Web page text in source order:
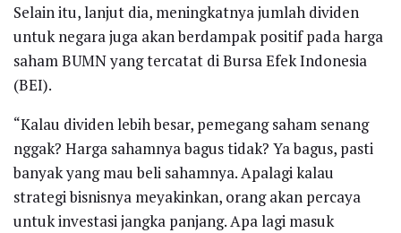
Selain itu, lanjut dia, meningkatnya jumlah dividen
untuk negara juga akan berdampak positif pada harga
saham BUMN yang tercatat di Bursa Efek Indonesia
(BEI).
“Kalau dividen lebih besar, pemegang saham senang
nggak? Harga sahamnya bagus tidak? Ya bagus, pasti
banyak yang mau beli sahamnya. Apalagi kalau
strategi bisnisnya meyakinkan, orang akan percaya
untuk investasi jangka panjang. Apa lagi masuk